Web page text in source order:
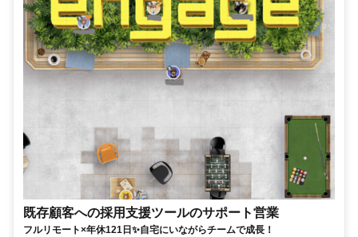
既存顧客への採用支援ツールのサポート営業
フルリモート×年休121日✨自宅にいながらチームで成長！